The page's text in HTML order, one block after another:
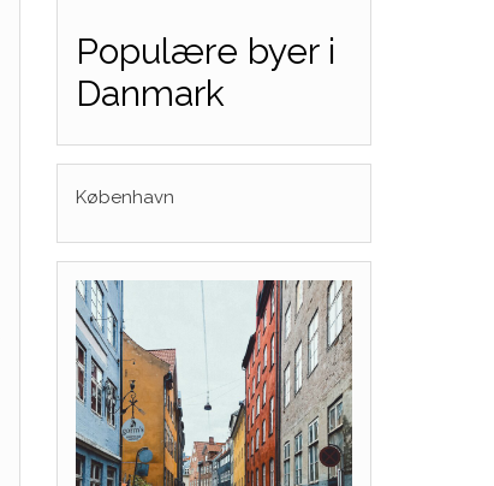
Populære byer i
Danmark
København